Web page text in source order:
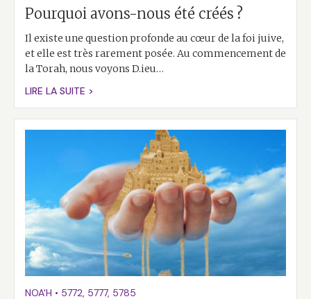
Pourquoi avons-nous été créés ?
Il existe une question profonde au cœur de la foi juive,
et elle est très rarement posée. Au commencement de
la Torah, nous voyons D.ieu…
LIRE LA SUITE >
NOA'H • 5772, 5777, 5785